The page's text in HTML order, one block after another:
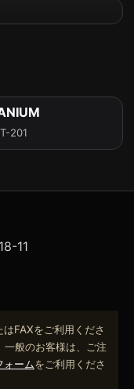
201
11
はFAXをご利用くださ
般のお客様は、ご注
ォームをご利用くださ